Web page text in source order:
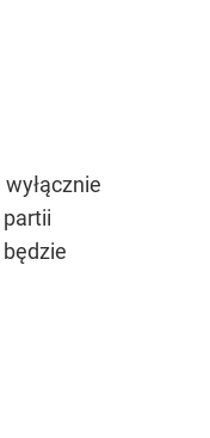
partii